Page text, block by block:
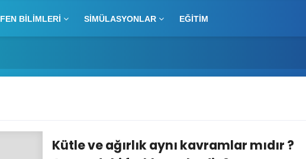
FEN BILIMLERI SIMÜLASYONLAR EĞITIM
Kütle ve ağırlık aynı kavramlar mıdır ?